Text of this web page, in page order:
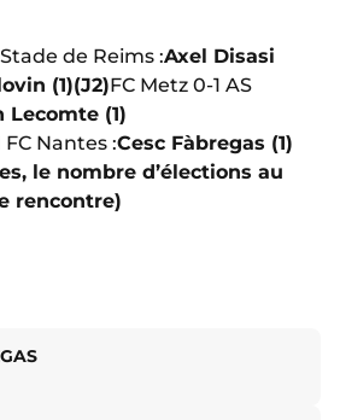
de Reims :Axel Disasi
(1)(J2)FC Metz 0-1 AS
Lecomte (1)
FC Nantes :Cesc Fàbregas (1)
le nombre d’élections au
rencontre)